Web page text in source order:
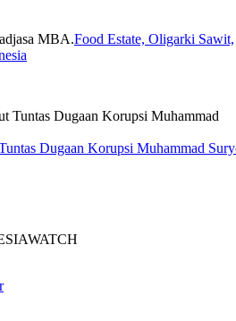
Food Estate, Oligarki Sawit,
Dugaan Korupsi Muhammad